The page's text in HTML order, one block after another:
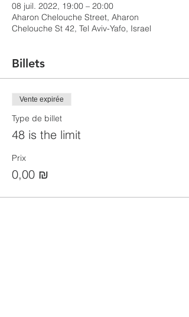
08 juil. 2022, 19:00 – 20:00
Aharon Chelouche Street, Aharon
Chelouche St 42, Tel Aviv-Yafo, Israel
Billets
Vente expirée
Type de billet
48 is the limit
Prix
0,00 ₪